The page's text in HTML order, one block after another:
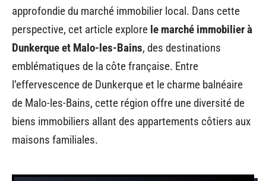
approfondie du marché immobilier local. Dans cette
perspective, cet article explore le marché immobilier à
Dunkerque et Malo-les-Bains, des destinations
emblématiques de la côte française. Entre
l’effervescence de Dunkerque et le charme balnéaire
de Malo-les-Bains, cette région offre une diversité de
biens immobiliers allant des appartements côtiers aux
maisons familiales.